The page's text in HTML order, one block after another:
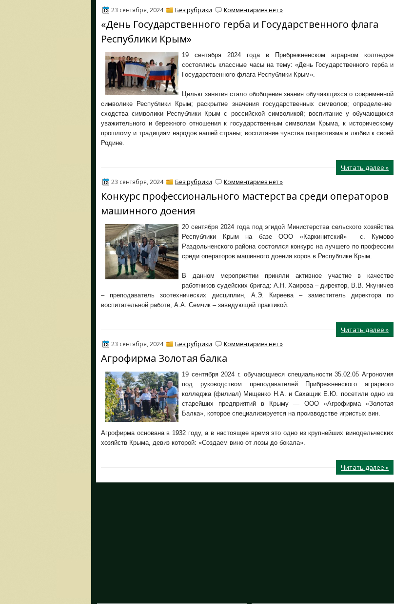
23 сентября, 2024 Без рубрики Комментариев нет »
«День Государственного герба и Государственного флага
Республики Крым»
19 сентября 2024 года в Прибрежненском аграрном колледже
состоялись классные часы на тему: «День Государственного герба и
Государственного флага Республики Крым».
Целью занятия стало обобщение знания обучающихся о современной
символике Республики Крым; раскрытие значения государственных символов; определение
сходства символики Республики Крым с российской символикой; воспитание у обучающихся
уважительного и бережного отношения к государственным символам Крыма, к историческому
прошлому и традициям народов нашей страны; воспитание чувства патриотизма и любви к своей
Родине.
Читать далее »
23 сентября, 2024 Без рубрики Комментариев нет »
Конкурс профессионального мастерства среди операторов
машинного доения
20 сентября 2024 года под эгидой Министерства сельского хозяйства
Республики Крым на базе ООО «Каркинитский» с. Кумово
Раздольненского района состоялся конкурс на лучшего по профессии
среди операторов машинного доения коров в Республике Крым.
В данном мероприятии приняли активное участие в качестве
работников судейских бригад: А.Н. Хаирова – директор, В.В. Якуничев
– преподаватель зоотехнических дисциплин, А.Э. Киреева – заместитель директора по
воспитательной работе, А.А. Семчик – заведующий практикой.
Читать далее »
23 сентября, 2024 Без рубрики Комментариев нет »
Агрофирма Золотая балка
19 сентября 2024 г. обучающиеся специальности 35.02.05 Агрономия
под руководством преподавателей Прибрежненского аграрного
колледжа (филиал) Мищенко Н.А. и Сахащик Е.Ю. посетили одно из
старейших предприятий в Крыму — ООО «Агрофирма «Золотая
Балка», которое специализируется на производстве игристых вин.
Агрофирма основана в 1932 году, а в настоящее время это одно из крупнейших винодельческих
хозяйств Крыма, девиз которой: «Создаем вино от лозы до бокала».
Читать далее »